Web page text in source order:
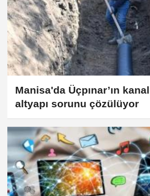
Manisa'da Üçpınar’ın
altyapı sorunu çözülüyor